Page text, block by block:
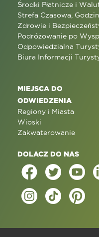
Środki Płatnicze i
Strefa Czasowa,
Zdrowie i
Podróżowanie po
Odpowiedzialna
Biura Informacji
MIEJSCA DO
ODWIEDZENIA
Regiony i Miasta
Wioski
Zakwaterowanie
DOLACZ DO NAS